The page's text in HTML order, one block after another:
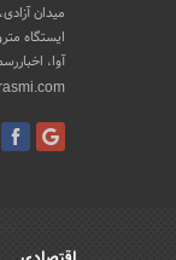
میدان
ایستگاه
آوا،